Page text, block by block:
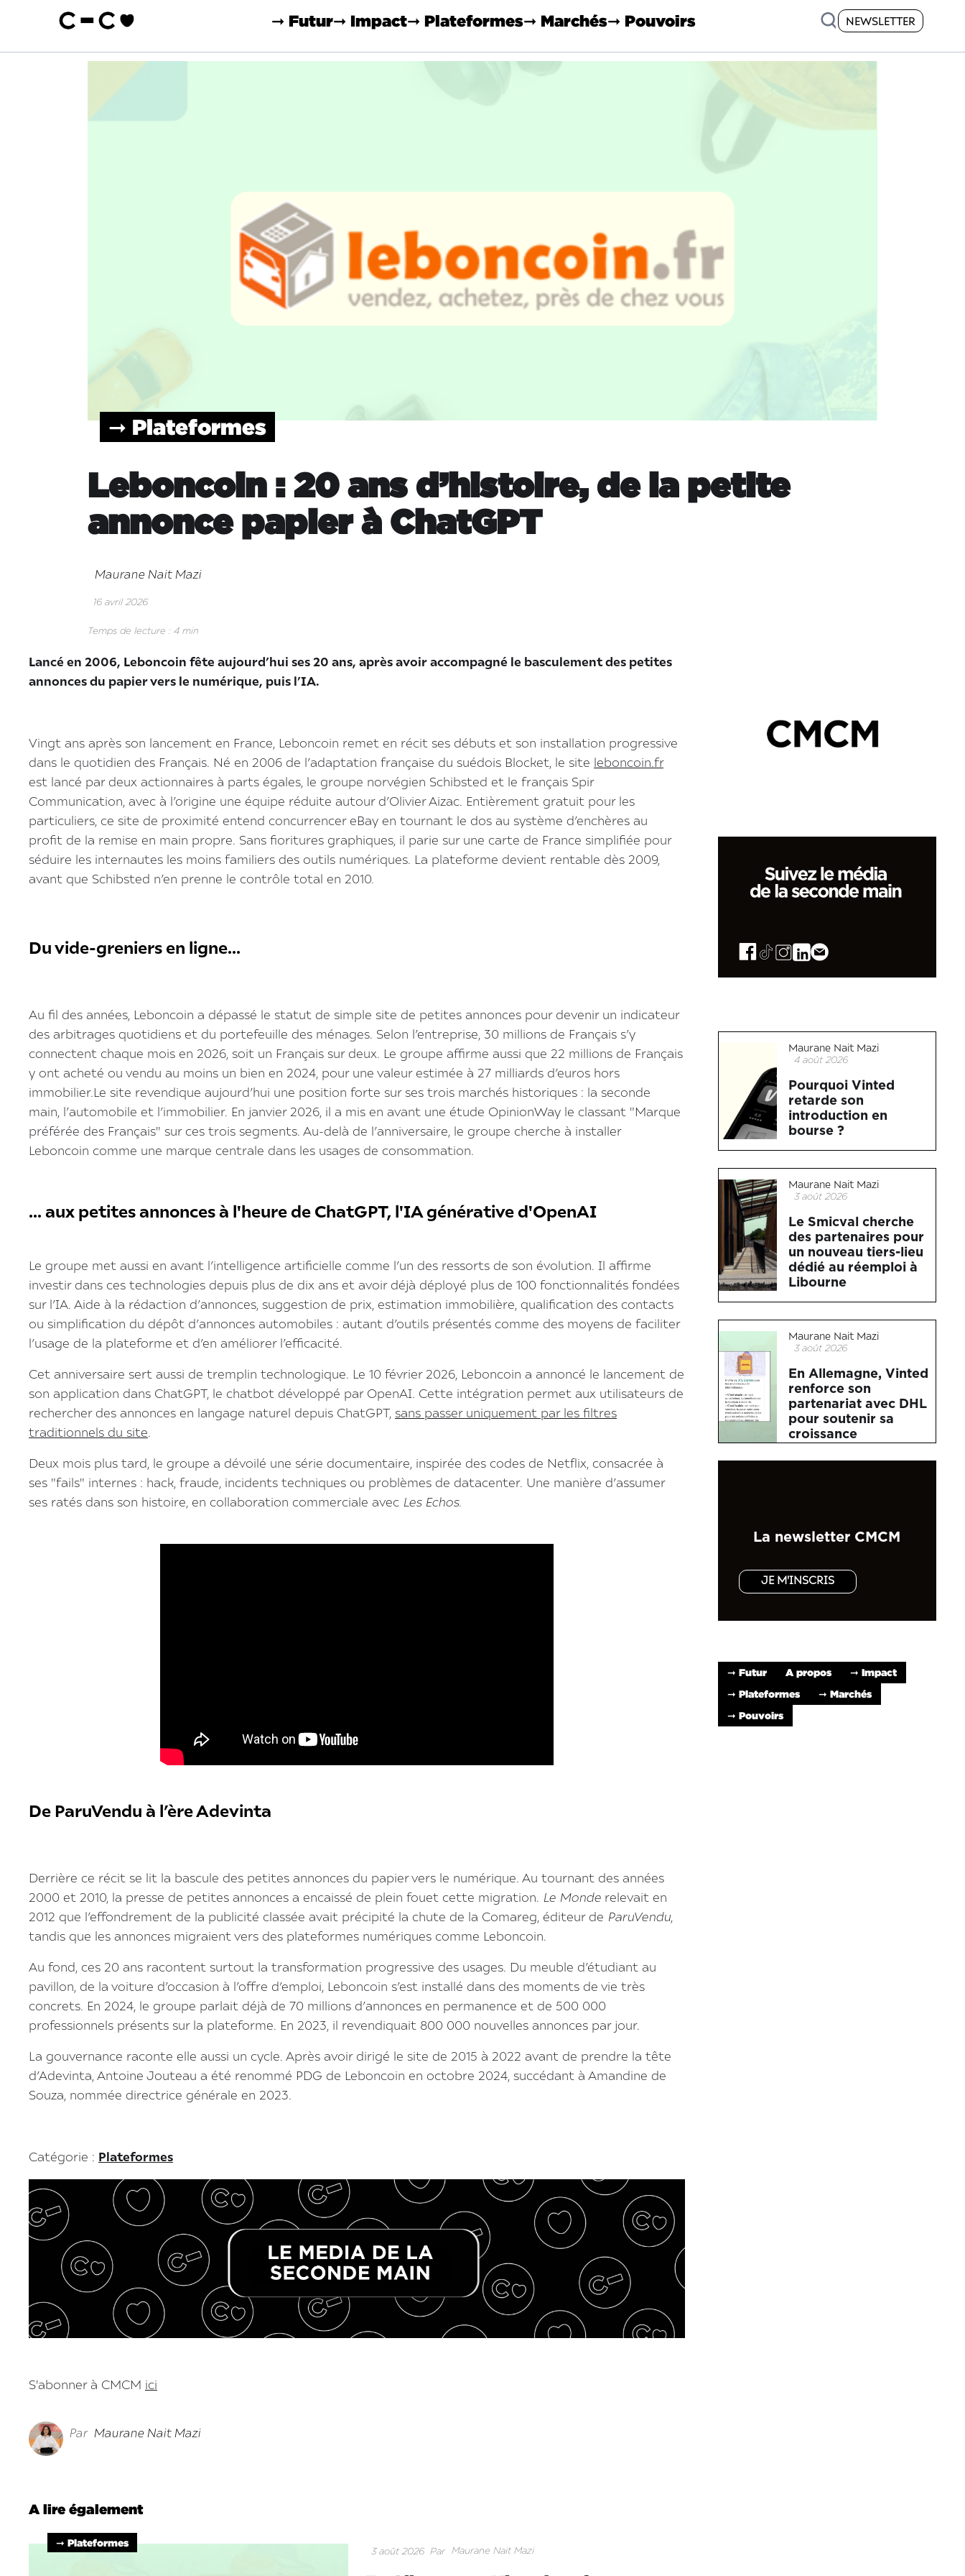
➞ Futur➞ Impact➞ Plateformes➞ Marchés➞ Pouvoirs NEWSLETTER
➞ Plateformes
Leboncoin : 20 ans d’histoire, de la petite
annonce papier à ChatGPT
Maurane Nait Mazi
16 avril 2026
Temps de lecture : 4 min
Lancé en 2006, Leboncoin fête aujourd’hui ses 20 ans, après avoir accompagné le basculement des petites
annonces du papier vers le numérique, puis l’IA.
Vingt ans après son lancement en France, Leboncoin remet en récit ses débuts et son installation progressive
dans le quotidien des Français. Né en 2006 de l’adaptation française du suédois Blocket, le site
leboncoin.fr
est lancé par deux actionnaires à parts égales, le groupe norvégien Schibsted et le français Spir
Communication, avec à l’origine une équipe réduite autour d’Olivier Aizac. Entièrement gratuit pour les
particuliers, ce site de proximité entend concurrencer eBay en tournant le dos au système d’enchères au
profit de la remise en main propre. Sans fioritures graphiques, il parie sur une carte de France simplifiée pour
séduire les internautes les moins familiers des outils numériques. La plateforme devient rentable dès 2009,
avant que Schibsted n’en prenne le contrôle total en 2010.
Du vide-greniers en ligne...
Au fil des années, Leboncoin a dépassé le statut de simple site de petites annonces pour devenir un indicateur
des arbitrages quotidiens et du portefeuille des ménages. Selon l’entreprise, 30 millions de Français s’y
connectent chaque mois en 2026, soit un Français sur deux. Le groupe affirme aussi que 22 millions de Français
y ont acheté ou vendu au moins un bien en 2024, pour une valeur estimée à 27 milliards d’euros hors
immobilier.Le site revendique aujourd’hui une position forte sur ses trois marchés historiques : la seconde
main, l’automobile et l’immobilier. En janvier 2026, il a mis en avant une étude OpinionWay le classant "Marque
préférée des Français" sur ces trois segments. Au-delà de l’anniversaire, le groupe cherche à installer
Leboncoin comme une marque centrale dans les usages de consommation.
... aux petites annonces à l'heure de ChatGPT, l'IA générative d'OpenAI
Le groupe met aussi en avant l’intelligence artificielle comme l’un des ressorts de son évolution. Il affirme
investir dans ces technologies depuis plus de dix ans et avoir déjà déployé plus de 100 fonctionnalités fondées
sur l’IA. Aide à la rédaction d’annonces, suggestion de prix, estimation immobilière, qualification des contacts
ou simplification du dépôt d’annonces automobiles : autant d’outils présentés comme des moyens de faciliter
l’usage de la plateforme et d’en améliorer l’efficacité.
Cet anniversaire sert aussi de tremplin technologique. Le 10 février 2026, Leboncoin a annoncé le lancement de
son application dans ChatGPT, le chatbot développé par OpenAI. Cette intégration permet aux utilisateurs de
rechercher des annonces en langage naturel depuis ChatGPT, sans passer uniquement par les filtres
traditionnels du site.
Deux mois plus tard, le groupe a dévoilé une série documentaire, inspirée des codes de Netflix, consacrée à
ses "fails" internes : hack, fraude, incidents techniques ou problèmes de datacenter. Une manière d’assumer
ses ratés dans son histoire, en collaboration commerciale avec Les Echos.
De ParuVendu à l’ère Adevinta
Derrière ce récit se lit la bascule des petites annonces du papier vers le numérique. Au tournant des années
2000 et 2010, la presse de petites annonces a encaissé de plein fouet cette migration. Le Monde relevait en
2012 que l’effondrement de la publicité classée avait précipité la chute de la Comareg, éditeur de ParuVendu,
tandis que les annonces migraient vers des plateformes numériques comme Leboncoin.
Au fond, ces 20 ans racontent surtout la transformation progressive des usages. Du meuble d’étudiant au
pavillon, de la voiture d’occasion à l’offre d’emploi, Leboncoin s’est installé dans des moments de vie très
concrets. En 2024, le groupe parlait déjà de 70 millions d’annonces en permanence et de 500 000
professionnels présents sur la plateforme. En 2023, il revendiquait 800 000 nouvelles annonces par jour.
La gouvernance raconte elle aussi un cycle. Après avoir dirigé le site de 2015 à 2022 avant de prendre la tête
d’Adevinta, Antoine Jouteau a été renommé PDG de Leboncoin en octobre 2024, succédant à Amandine de
Souza, nommée directrice générale en 2023.
Catégorie : Plateformes
S'abonner à CMCM ici
Par Maurane Nait Mazi
A lire également
➞ Plateformes
3 août 2026 Par Maurane Nait Mazi
Maurane Nait Mazi
4 août 2026
Pourquoi Vinted
retarde son
introduction en
bourse ?
Maurane Nait Mazi
3 août 2026
Le Smicval cherche
des partenaires pour
un nouveau tiers-lieu
dédié au réemploi à
Libourne
Maurane Nait Mazi
3 août 2026
En Allemagne, Vinted
renforce son
partenariat avec DHL
pour soutenir sa
croissance
La newsletter CMCM
JE M'INSCRIS
➞ Futur A propos
➞ Impact
➞ Plateformes
➞ Marchés
➞ Pouvoirs